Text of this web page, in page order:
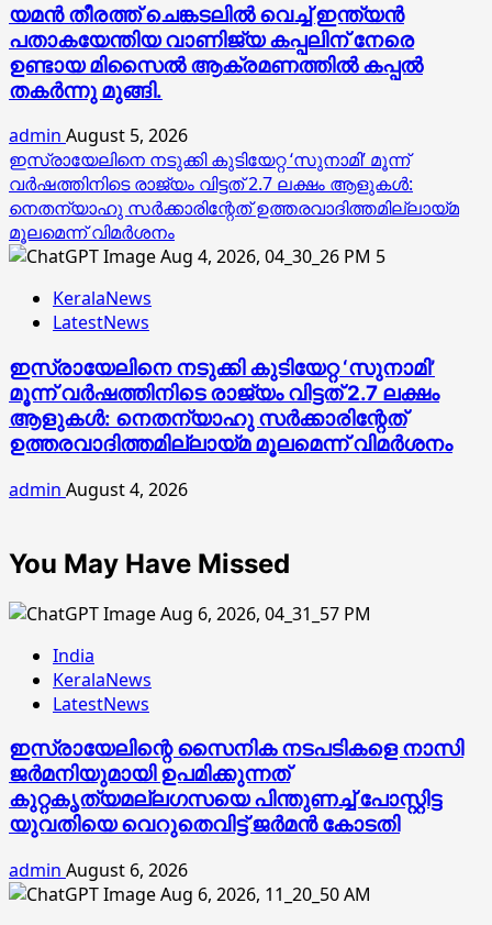
യമൻ തീരത്ത് ചെങ്കടലിൽ വെച്ച് ഇന്ത്യൻ
പതാകയേന്തിയ വാണിജ്യ കപ്പലിന് നേരെ
ഉണ്ടായ മിസൈൽ ആക്രമണത്തിൽ കപ്പൽ
തകർന്നു മുങ്ങി.
admin August 5, 2026
ഇസ്രായേലിനെ നടുക്കി കുടിയേറ്റ ‘സുനാമി’ മൂന്ന്
വർഷത്തിനിടെ രാജ്യം വിട്ടത് 2.7 ലക്ഷം ആളുകൾ:
നെതന്യാഹു സർക്കാരിന്റേത് ഉത്തരവാദിത്തമില്ലായ്മ
മൂലമെന്ന് വിമർശനം
5
KeralaNews
LatestNews
ഇസ്രായേലിനെ നടുക്കി കുടിയേറ്റ ‘സുനാമി’
മൂന്ന് വർഷത്തിനിടെ രാജ്യം വിട്ടത് 2.7 ലക്ഷം
ആളുകൾ: നെതന്യാഹു സർക്കാരിന്റേത്
ഉത്തരവാദിത്തമില്ലായ്മ മൂലമെന്ന് വിമർശനം
admin August 4, 2026
You May Have Missed
India
KeralaNews
LatestNews
ഇസ്രായേലിന്റെ സൈനിക നടപടികളെ നാസി
ജര്‍മനിയുമായി ഉപമിക്കുന്നത്
കുറ്റകൃത്യമല്ലഗസയെ പിന്തുണച്ച് പോസ്റ്റിട്ട
യുവതിയെ വെറുതെവിട്ട് ജര്‍മന്‍ കോടതി
admin August 6, 2026